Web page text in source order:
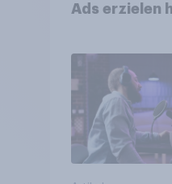
Ads erzielen